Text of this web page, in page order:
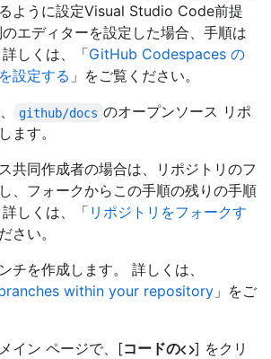
ように設定Visual Studio Code前提
エディターを設定した場合、手順は
しくは、「GitHub Codespaces の
設定する 」をご覧ください。
github/docs のオープンソース リポ
ます。
共同作成者の場合は、リポジトリのフ
、フォークからこの手順の残りの手順
しくは、「 リポジトリをフォークす
さい。
チを作成します。 詳しくは、
within your repository 」をご
イン ページで、[コードの
] をクリ